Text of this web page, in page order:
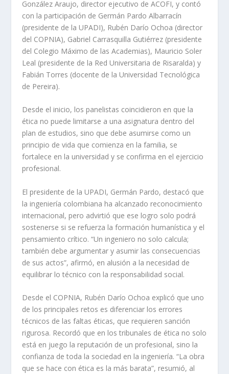
González Araujo, director ejecutivo de ACOFI, y contó
con la participación de Germán Pardo Albarracín
(presidente de la UPADI), Rubén Darío Ochoa (director
del COPNIA), Gabriel Carrasquilla Gutiérrez (presidente
del Colegio Máximo de las Academias), Mauricio Soler
Leal (presidente de la Red Universitaria de Risaralda) y
Fabián Torres (docente de la Universidad Tecnológica
de Pereira).
Desde el inicio, los panelistas coincidieron en que la
ética no puede limitarse a una asignatura dentro del
plan de estudios, sino que debe asumirse como un
principio de vida que comienza en la familia, se
fortalece en la universidad y se confirma en el ejercicio
profesional.
El presidente de la UPADI, Germán Pardo, destacó que
la ingeniería colombiana ha alcanzado reconocimiento
internacional, pero advirtió que ese logro solo podrá
sostenerse si se refuerza la formación humanística y el
pensamiento crítico. “Un ingeniero no solo calcula;
también debe argumentar y asumir las consecuencias
de sus actos”, afirmó, en alusión a la necesidad de
equilibrar lo técnico con la responsabilidad social.
Desde el COPNIA, Rubén Darío Ochoa explicó que uno
de los principales retos es diferenciar los errores
técnicos de las faltas éticas, que requieren sanción
rigurosa. Recordó que en los tribunales de ética no solo
está en juego la reputación de un profesional, sino la
confianza de toda la sociedad en la ingeniería. “La obra
que se hace con ética es la más barata”, resumió, al